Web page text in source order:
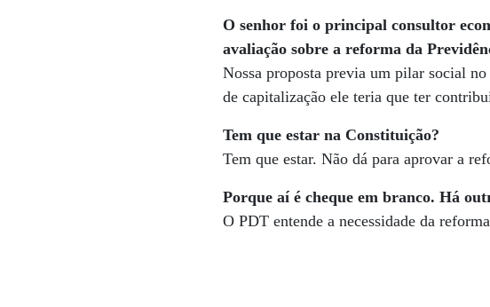
O senhor foi o principal consultor
avaliação sobre a reforma da
Nossa proposta previa um pilar social
de capitalização ele teria que ter
Tem que estar na Constituição?
Tem que estar. Não dá para aprovar a
Porque aí é cheque em branco. Há
O PDT entende a necessidade da